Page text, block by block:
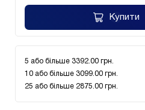
Купити
5 або більше 3392.00 грн.
10 або більше 3099.00 грн.
25 або більше 2875.00 грн.